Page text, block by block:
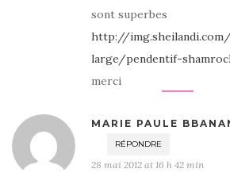
sont superbes
http://img.sheilandi.com/
large/pendentif-
merci
MARIE PAULE
RÉPONDRE
28 mai 2012 at 16 h 42 min